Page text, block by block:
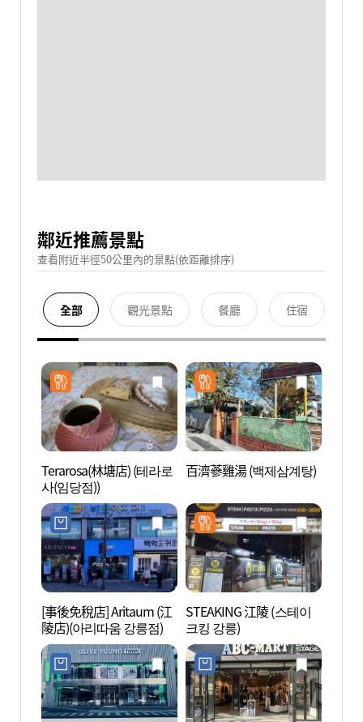
鄰近推薦景點
查看附近半徑50公里內的景點(依距離排序)
全部 觀光景點 餐廳 住宿
Terarosa(林塘店) (테라로
사(임당점))
百濟蔘雞湯 (백제삼계탕)
[事後免稅店] Aritaum (江
陵店)(아리따움 강릉점)
STEAKING 江陵 (스테이
크킹 강릉)